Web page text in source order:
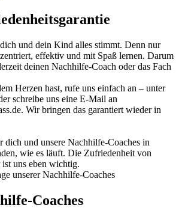
und dein Kind alles stimmt. Denn nur
effektiv und mit Spaß lernen. Darum
deinen Nachhilfe-Coach oder das Fach
Herzen hast, rufe uns einfach an – unter
schreibe uns eine E-Mail an
Wir bringen das garantiert wieder in
dich und unsere Nachhilfe-Coaches in
wie es läuft. Die Zufriedenheit von
uns eben wichtig.
Coaches